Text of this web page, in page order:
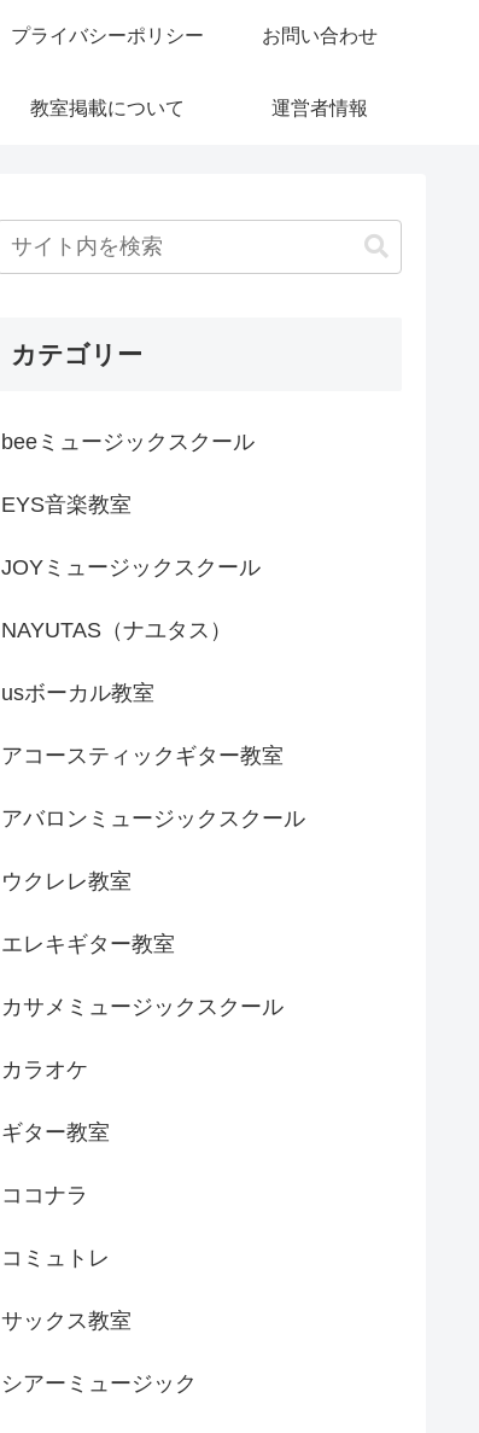
プライバシーポリシー お問い合わせ
教室掲載について 運営者情報
カテゴリー
beeミュージックスクール
EYS音楽教室
JOYミュージックスクール
NAYUTAS（ナユタス）
usボーカル教室
アコースティックギター教室
アバロンミュージックスクール
ウクレレ教室
エレキギター教室
カサメミュージックスクール
カラオケ
ギター教室
ココナラ
コミュトレ
サックス教室
シアーミュージック